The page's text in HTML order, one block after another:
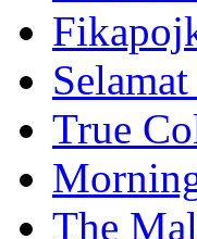
True
The